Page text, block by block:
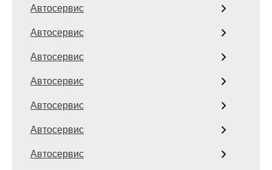
Автосервис
Автосервис
Автосервис
Автосервис
Автосервис
Автосервис
Автосервис